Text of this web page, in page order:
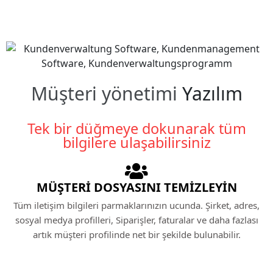
Müşteri yönetimi Yazılım
Tek bir düğmeye dokunarak tüm
bilgilere ulaşabilirsiniz
MÜŞTERI DOSYASINI TEMIZLEYIN
Tüm iletişim bilgileri parmaklarınızın ucunda. Şirket, adres,
sosyal medya profilleri, Siparişler, faturalar ve daha fazlası
artık müşteri profilinde net bir şekilde bulunabilir.